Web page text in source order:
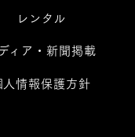
レンタル
ィア・新聞掲載
人情報保護方針